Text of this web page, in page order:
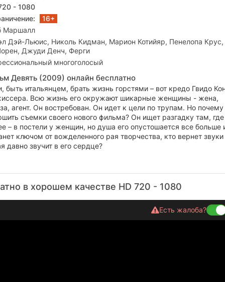
- 1080
16+
Маршалл
Дэй-Льюис, Николь Кидман, Марион Котийяр, Пенелопа Крус,
Джуди Денч, Ферги
многоголосый
Девять (2009) онлайн бесплатно
быть итальянцем, брать жизнь горстями – вот кредо Гвидо
Всю жизнь его окружают шикарные женщины - жена,
агент. Он востребован. Он идет к цели по трупам. Но
съемки своего нового фильма? Он ищет разгадку там,
– в постели у женщин, но душа его опустошается все больше
ключом от вожделенного рая творчества, кто вернет звуки
давно звучит в его сердце?
в хорошем качестве HD 720 - 1080
Есть жалоба?